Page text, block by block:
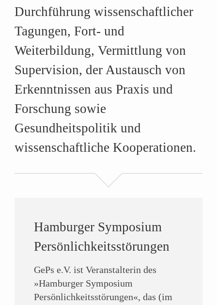
Durchführung wissenschaftlicher
Tagungen, Fort- und
Weiterbildung, Vermittlung von
Supervision, der Austausch von
Erkenntnissen aus Praxis und
Forschung sowie
Gesundheitspolitik und
wissenschaftliche Kooperationen.
Hamburger Symposium
Persönlichkeitsstörungen
GePs e.V. ist Veranstalterin des
»Hamburger Symposium
Persönlichkeitsstörungen«, das (im